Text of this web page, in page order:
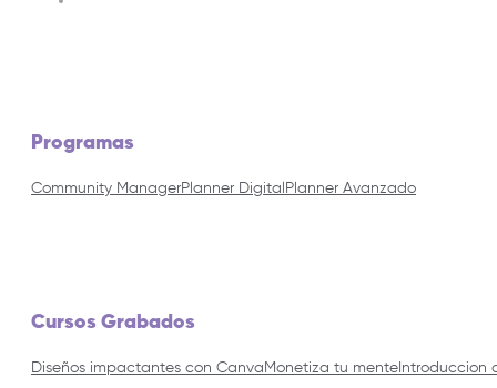
Programas
Community ManagerPlanner Digital Planner Avanzado
Cursos Grabados
Diseños impactantes con Canva Monetiza tu mente Introduccion